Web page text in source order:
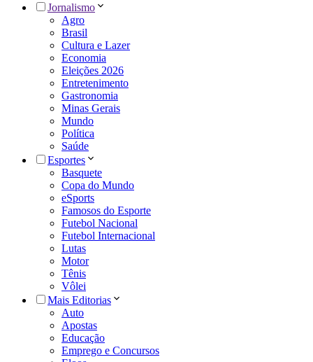
Jornalismo
Agro
Brasil
Cultura e Lazer
Economia
Eleições 2026
Entretenimento
Gastronomia
Minas Gerais
Mundo
Política
Saúde
Esportes
Basquete
Copa do Mundo
eSports
Famosos do Esporte
Futebol Nacional
Futebol Internacional
Lutas
Motor
Tênis
Vôlei
Mais Editorias
Auto
Apostas
Educação
Emprego e Concursos